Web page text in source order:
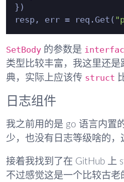
})
resp, err = req.Get(
SetBody 的参数是
类型比较丰富，我这里还是
典，实际上应该传 struct
日志组件
我之前用的是 go 语言内置
少，也没有日志等级啥的
接着我找到了在 GitHub 上
不过感觉这是一个比较古老